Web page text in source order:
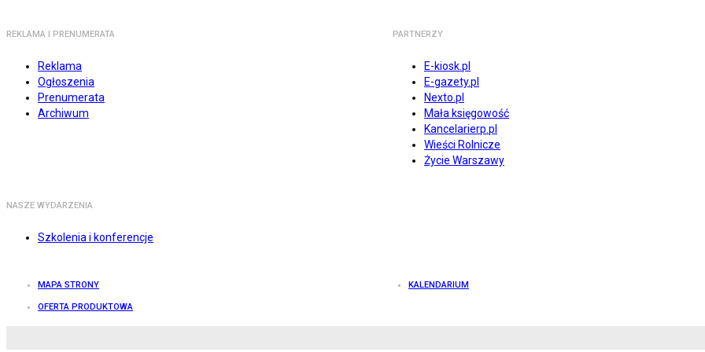
REKLAMA I PRENUMERATA
Reklama
Ogłoszenia
Prenumerata
Archiwum
PARTNERZY
E-kiosk.pl
E-gazety.pl
Nexto.pl
Mała księgowość
Kancelarierp.pl
Wieści Rolnicze
Życie Warszawy
NASZE WYDARZENIA
Szkolenia i konferencje
MAPA STRONY KALENDARIUM
OFERTA PRODUKTOWA